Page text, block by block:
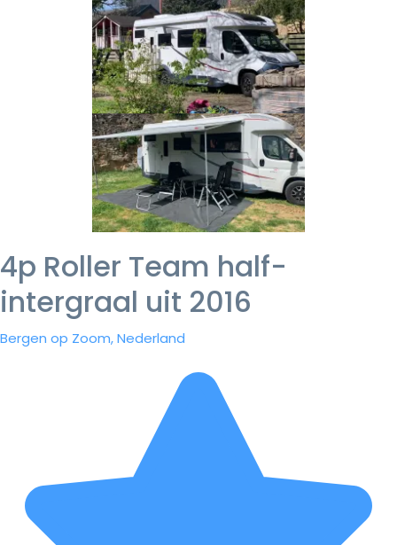
4p Roller Team half-
intergraal uit 2016
Bergen op Zoom, Nederland